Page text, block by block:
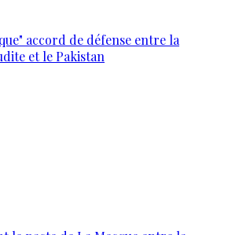
accord de défense entre la
et le Pakistan